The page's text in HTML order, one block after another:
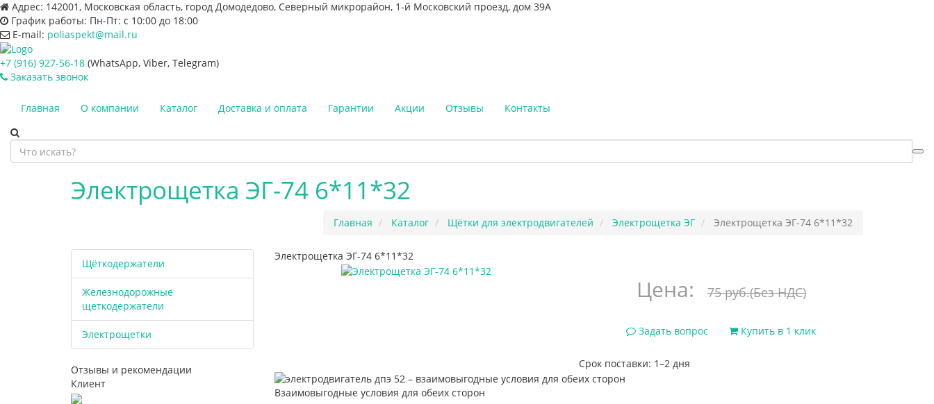
Адрес: 142001, Московская область, город Домодедово, Северный микрорайон, 1-й Московский проезд, дом 39А
График работы: Пн-Пт: с 10:00 до 18:00
E-mail: poliaspekt@mail.ru
+7 (916) 927-56-18 (WhatsApp, Viber, Telegram)
Заказать звонок
Главная О компании Каталог Доставка и оплата Гарантии Акции Отзывы Контакты
Электрощетка ЭГ-74 6*11*32
Главная Каталог Щётки для электродвигателей Электрощетка ЭГ Электрощетка ЭГ-74 6*11*32
Щёткодержатели
Железнодорожные
щеткодержатели
Электрощетки
Отзывы и рекомендации
Клиент
Электрощетка ЭГ-74 6*11*32
Цена: 75 руб.(Без НДС)
Задать вопрос Купить в 1 клик
Срок поставки: 1–2 дня
Взаимовыгодные условия для обеих сторон